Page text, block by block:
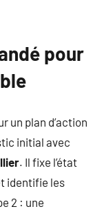
pour
un plan d’action
initial avec
. Il fixe l’état
identifie les
2 : une